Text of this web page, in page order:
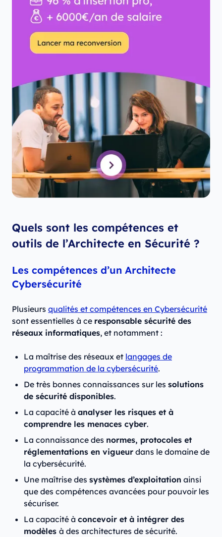
Quels sont les compétences et
outils de l’Architecte en Sécurité ?
Les compétences d’un Architecte
Cybersécurité
Plusieurs qualités et compétences en Cybersécurité
sont essentielles à ce responsable sécurité des
réseaux informatiques, et notamment :
La maîtrise des réseaux et langages de
programmation de la cybersécurité.
De très bonnes connaissances sur les solutions
de sécurité disponibles.
La capacité à analyser les risques et à
comprendre les menaces cyber.
La connaissance des normes, protocoles et
réglementations en vigueur dans le domaine de
la cybersécurité.
Une maîtrise des systèmes d’exploitation ainsi
que des compétences avancées pour pouvoir les
sécuriser.
La capacité à concevoir et à intégrer des
modèles à des architectures de sécurité.